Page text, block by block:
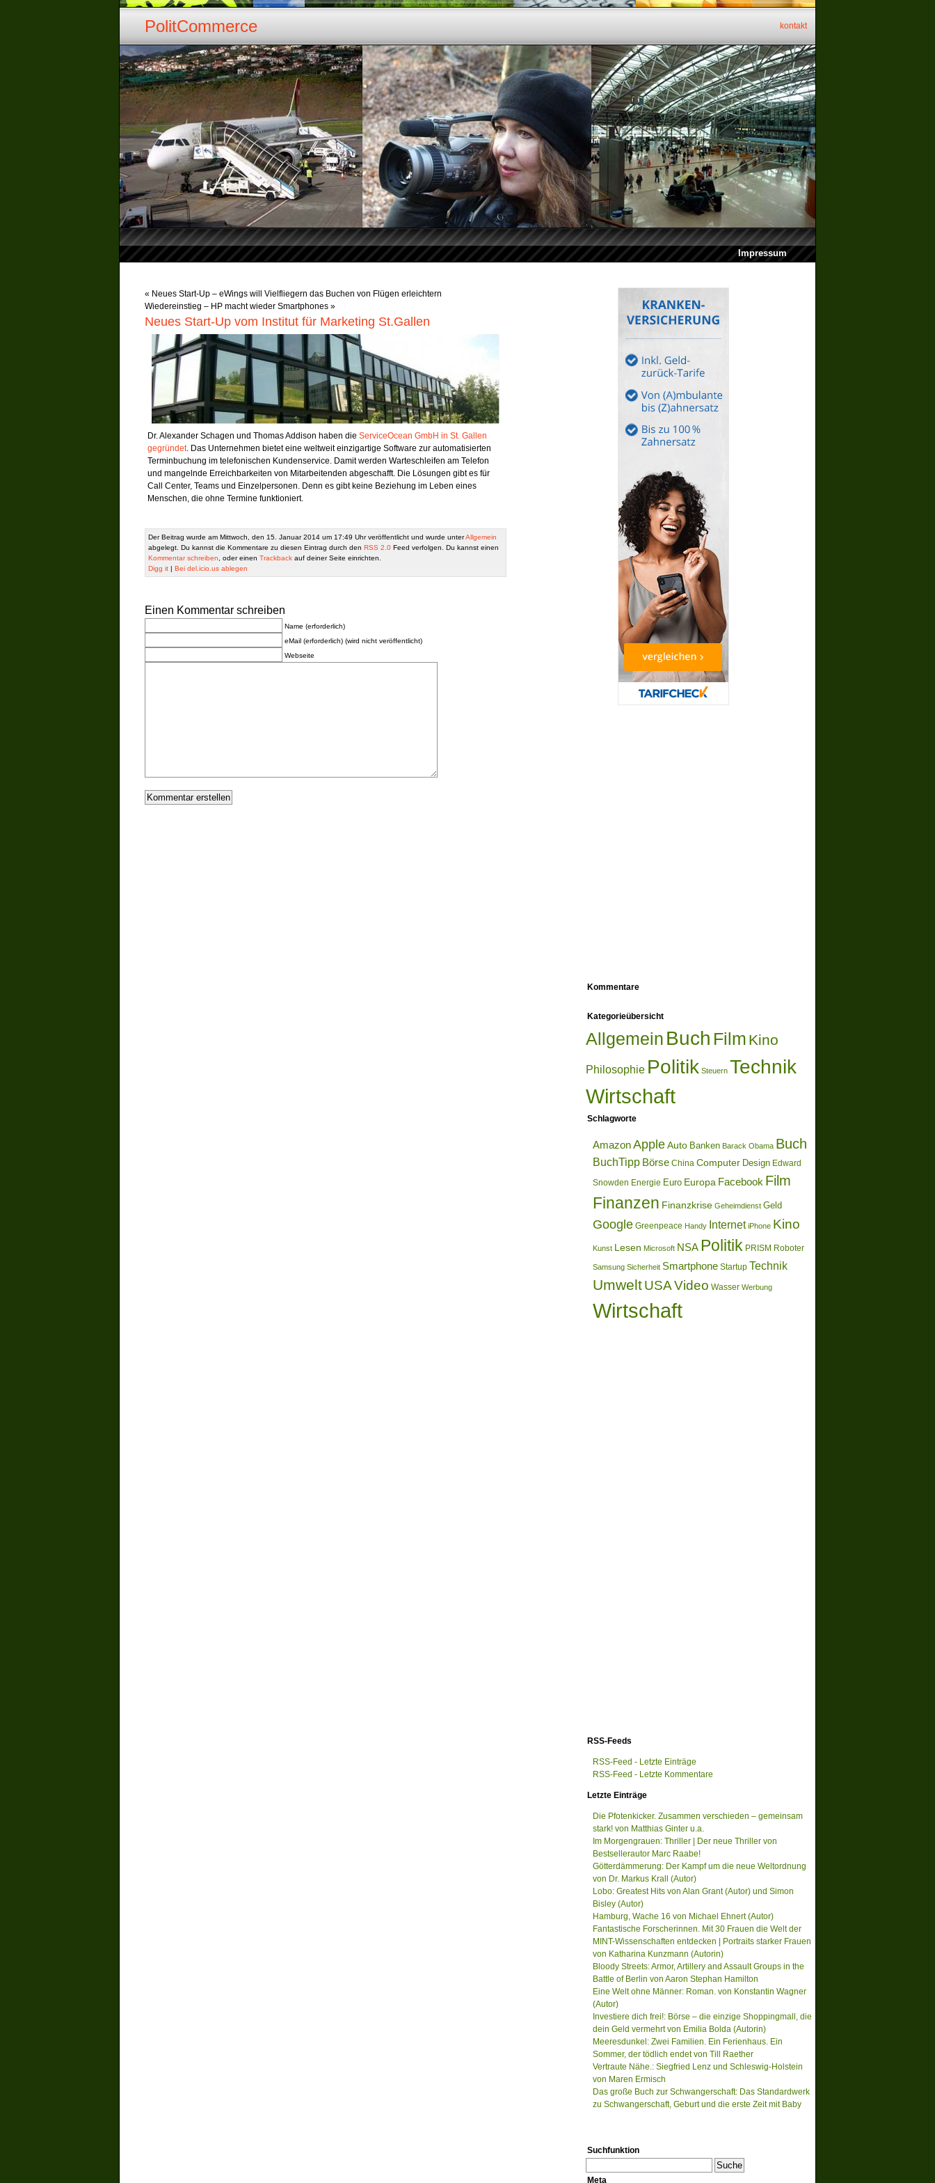
PolitCommerce kontakt
Impressum
« Neues Start-Up – eWings will Vielfliegern das Buchen von Flügen erleichtern
Wiedereinstieg – HP macht wieder Smartphones »
Neues Start-Up vom Institut für Marketing St.Gallen
Dr. Alexander Schagen und Thomas Addison haben die ServiceOcean GmbH in St. Gallen
gegründet. Das Unternehmen bietet eine weltweit einzigartige Software zur automatisierten
Terminbuchung im telefonischen Kundenservice. Damit werden Warteschleifen am Telefon
und mangelnde Erreichbarkeiten von Mitarbeitenden abgeschafft. Die Lösungen gibt es für
Call Center, Teams und Einzelpersonen. Denn es gibt keine Beziehung im Leben eines
Menschen, die ohne Termine funktioniert.
Der Beitrag wurde am Mittwoch, den 15. Januar 2014 um 17:49 Uhr veröffentlicht und wurde unterAllgemein
abgelegt. Du kannst die Kommentare zu diesen Eintrag durch den RSS 2.0 Feed verfolgen. Du kannst einen
Kommentar schreiben , oder einen Trackback auf deiner Seite einrichten.
Digg it | Bei del.icio.us ablegen
Einen Kommentar schreiben
Name (erforderlich)
eMail (erforderlich) (wird nicht veröffentlicht)
Webseite
Kommentare
Kategorieübersicht
Allgemein Buch Film Kino
Philosophie Politik Steuern Technik
Wirtschaft
Schlagworte
AmazonApple Auto Banken Barack Obama Buch
BuchTipp Börse China Computer Design Edward
Snowden Energie Euro Europa Facebook Film
Finanzen Finanzkrise Geheimdienst Geld
Google Greenpeace Handy Internet iPhone Kino
Kunst Lesen Microsoft NSA Politik PRISM Roboter
Samsung Sicherheit Smartphone Startup Technik
UmweltUSAVideo Wasser Werbung
Wirtschaft
RSS-Feeds
RSS-Feed - Letzte Einträge
RSS-Feed - Letzte Kommentare
Letzte Einträge
Die Pfotenkicker. Zusammen verschieden – gemeinsam
stark! von Matthias Ginter u.a.
Im Morgengrauen: Thriller | Der neue Thriller von
Bestsellerautor Marc Raabe!
Götterdämmerung: Der Kampf um die neue Weltordnung
von Dr. Markus Krall (Autor)
Lobo: Greatest Hits von Alan Grant (Autor) und Simon
Bisley (Autor)
Hamburg, Wache 16 von Michael Ehnert (Autor)
Fantastische Forscherinnen. Mit 30 Frauen die Welt der
MINT-Wissenschaften entdecken | Portraits starker Frauen
von Katharina Kunzmann (Autorin)
Bloody Streets: Armor, Artillery and Assault Groups in the
Battle of Berlin von Aaron Stephan Hamilton
Eine Welt ohne Männer: Roman. von Konstantin Wagner
(Autor)
Investiere dich frei!: Börse – die einzige Shoppingmall, die
dein Geld vermehrt von Emilia Bolda (Autorin)
Meeresdunkel: Zwei Familien. Ein Ferienhaus. Ein
Sommer, der tödlich endet von Till Raether
Vertraute Nähe.: Siegfried Lenz und Schleswig-Holstein
von Maren Ermisch
Das große Buch zur Schwangerschaft: Das Standardwerk
zu Schwangerschaft, Geburt und die erste Zeit mit Baby
Suchfunktion
Meta